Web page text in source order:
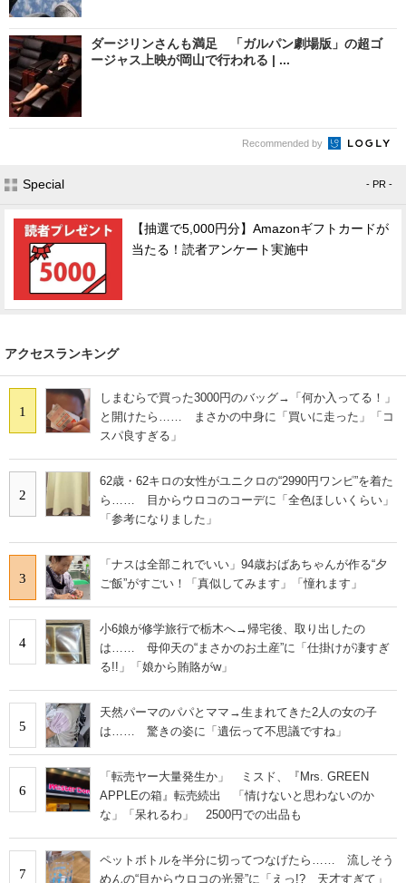
ダージリンさんも満足 「ガルパン劇場版」の超ゴ
ージャス上映が岡山で行われる | ...
Recommended by
Special - PR -
【抽選で5,000円分】Amazonギフトカードが
当たる！読者アンケート実施中
アクセスランキング
1
しまむらで買った3000円のバッグ→「何か入ってる！」
と開けたら…… まさかの中身に「買いに走った」「コ
スパ良すぎる」
2
62歳・62キロの女性がユニクロの“2990円ワンピ”を着た
ら…… 目からウロコのコーデに「全色ほしいくらい」
「参考になりました」
3
「ナスは全部これでいい」94歳おばあちゃんが作る“夕
ご飯”がすごい！「真似してみます」「憧れます」
4
小6娘が修学旅行で栃木へ→帰宅後、取り出したの
は…… 母仰天の“まさかのお土産”に「仕掛けが凄すぎ
る!!」「娘から賄賂がw」
5
天然パーマのパパとママ→生まれてきた2人の女の子
は…… 驚きの姿に「遺伝って不思議ですね」
6
「転売ヤー大量発生か」 ミスド、『Mrs. GREEN
APPLEの箱』転売続出 「情けないと思わないのか
な」「呆れるわ」 2500円での出品も
7
ペットボトルを半分に切ってつなげたら…… 流しそう
めんの“目からウロコの光景”に「えっ!? 天才すぎて」